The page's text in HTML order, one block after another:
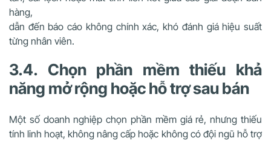
hàng,
dẫn đến báo cáo không chính xác, khó đánh giá hiệu suất
từng nhân viên.
3.4. Chọn phần mềm thiếu khả
năng mở rộng hoặc hỗ trợ sau bán
Một số doanh nghiệp chọn phần mềm giá rẻ, nhưng thiếu
tính linh hoạt, không nâng cấp hoặc không có đội ngũ hỗ trợ